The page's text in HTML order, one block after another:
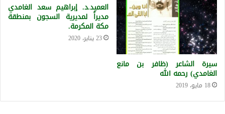
سيرة الشاعر (ظافر بن مانع
الغامدي) رحمه الله
18 مايو، 2019
العميد.د. إبراهيم سعد الغامدي
مديراً لمديرية السجون بمنطقة
مكة المكرمة.
23 يناير، 2020